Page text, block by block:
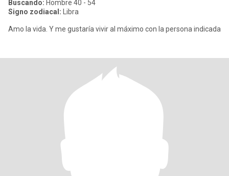
Buscando: Hombre 40 - 54
Signo zodiacal: Libra
Amo la vida. Y me gustaría vivir al máximo con la persona indicada